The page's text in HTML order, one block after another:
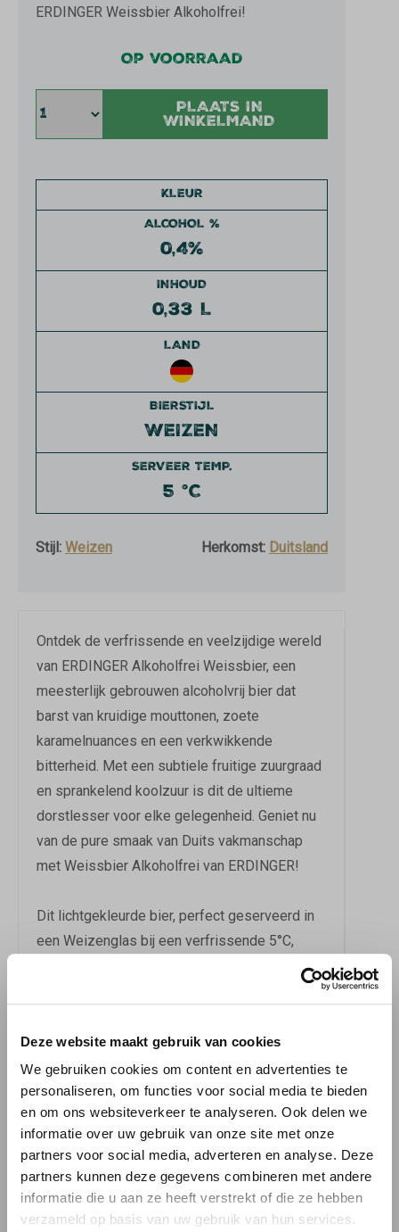
Deze website maakt gebruik van cookies
We gebruiken cookies om content en advertenties te
personaliseren, om functies voor social media te bieden
en om ons websiteverkeer te analyseren. Ook delen we
informatie over uw gebruik van onze site met onze
partners voor social media, adverteren en analyse. Deze
partners kunnen deze gegevens combineren met andere
informatie die u aan ze heeft verstrekt of die ze hebben
verzameld op basis van uw gebruik van hun services.
ERDINGER Weissbier Alkoholfrei!
KLEUR
ALCOHOL %
0,4%
INHOUD
0,33 L
LAND
BIERSTIJL
WEIZEN
SERVEER TEMP.
5 °C
Stijl: Weizen Herkomst: Duitsland
Op voorraad
PLAATS IN
WINKELMAND
Ontdek de verfrissende en veelzijdige wereld
van ERDINGER Alkoholfrei Weissbier, een
meesterlijk gebrouwen alcoholvrij bier dat
barst van kruidige mouttonen, zoete
karamelnuances en een verkwikkende
bitterheid. Met een subtiele fruitige zuurgraad
en sprankelend koolzuur is dit de ultieme
dorstlesser voor elke gelegenheid. Geniet nu
van de pure smaak van Duits vakmanschap
met Weissbier Alkoholfrei van ERDINGER!
Dit lichtgekleurde bier, perfect geserveerd in
een Weizenglas bij een verfrissende 5°C,
biedt een smaakprofiel van karamel met een
romige kaas en vette vis, maakt dit bier een
veelzijdige aanvulling op elke maaltijd. Bestel
nu bij 'BierBink' en laat je smaakpapillen
verwennen door de authentieke smaak van dit
heerlijke alcoholarme Weizenbier uit
Duitsland! Meer over de bierstijl Weizen.
Download Erdinger Weissbier Alkoholfrei informatie